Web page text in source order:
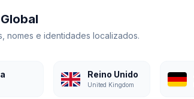
nomes e identidades localizados.
Reino Unido
United Kingdom